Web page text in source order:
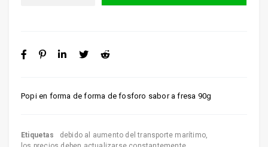
Popi en forma de forma de fosforo sabor a fresa 90g
Etiquetas debido al aumento del transporte marítimo,